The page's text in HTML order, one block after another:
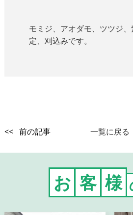
モミジ、アオダモ、ツツジ
定、刈込みです。
<< 前の記事 一覧に戻る
お 客 様